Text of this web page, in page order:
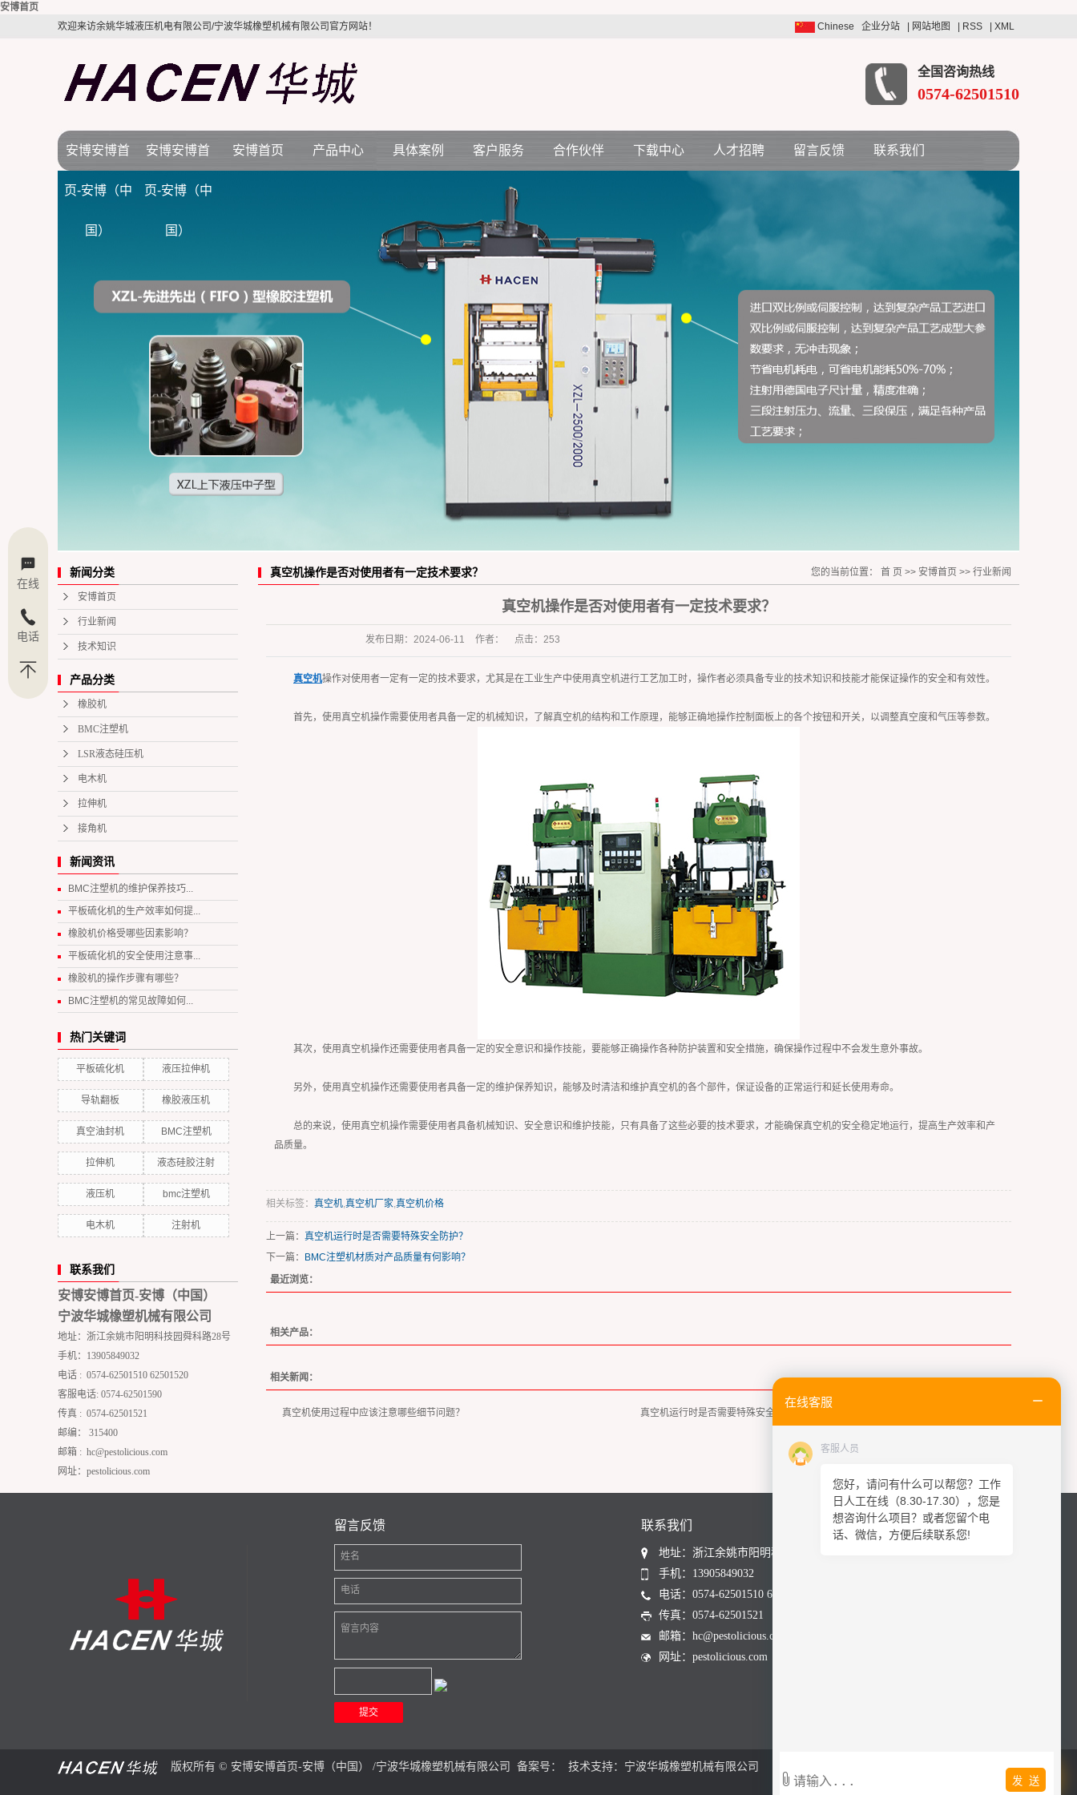
安博首页
欢迎来访余姚华城液压机电有限公司/宁波华城橡塑机械有限公司官方网站！
Chinese 企业分站 网站地图 RSS XML
全国咨询热线
0574-62501510
安博安博首
页-安博（中
国）
安博安博首
页-安博（中
国）
公司简介
安博首页 产品中心
拉伸机
具体案例
电力配件行业
空调电机行业
各种减震件行业
橡胶杂件行业
客户服务
客户服务
合作伙伴 下载中心 人才招聘 留言反馈 联系我们
新闻分类
安博首页
行业新闻
技术知识
产品分类
橡胶机
BMC注塑机
LSR液态硅压机
电木机
拉伸机
接角机
新闻资讯
BMC注塑机的维护保养技巧...
平板硫化机的生产效率如何提...
橡胶机价格受哪些因素影响？
平板硫化机的安全使用注意事...
橡胶机的操作步骤有哪些？
BMC注塑机的常见故障如何...
热门关键词
平板硫化机 液压拉伸机
导轨翻板 橡胶液压机
真空油封机 BMC注塑机
拉伸机 液态硅胶注射
液压机 bmc注塑机
电木机 注射机
联系我们
安博安博首页-安博（中国）
宁波华城橡塑机械有限公司
地址：浙江余姚市阳明科技园舜科路28号
手机：13905849032
电话 : 0574-62501510 62501520
客服电话: 0574-62501590
传真 : 0574-62501521
邮编： 315400
邮箱 : hc@pestolicious.com
网址：pestolicious.com
真空机操作是否对使用者有一定技术要求？ 您的当前位置： 首 页 >> 安博首页 >> 行业新闻
真空机操作是否对使用者有一定技术要求？
发布日期： 2024-06-11 作者： 点击： 253
真空机操作对使用者一定有一定的技术要求，尤其是在工业生产中使用真空机进行工艺加工时，操作者必须具备专业的技术知识和技能才能保证操作的安全和有效性。
首先，使用真空机操作需要使用者具备一定的机械知识，了解真空机的结构和工作原理，能够正确地操作控制面板上的各个按钮和开关，以调整真空度和气压等参数。
其次，使用真空机操作还需要使用者具备一定的安全意识和操作技能，要能够正确操作各种防护装置和安全措施，确保操作过程中不会发生意外事故。
另外，使用真空机操作还需要使用者具备一定的维护保养知识，能够及时清洁和维护真空机的各个部件，保证设备的正常运行和延长使用寿命。
总的来说，使用真空机操作需要使用者具备机械知识、安全意识和维护技能，只有具备了这些必要的技术要求，才能确保真空机的安全稳定地运行，提高生产效率和产
品质量。
相关标签： 真空机,真空机厂家,真空机价格
上一篇： 真空机运行时是否需要特殊安全防护？
下一篇：
BMC注塑机材质对产品质量有何影响？
最近浏览：
相关产品：
相关新闻：
真空机使用过程中应该注意哪些细节问题？ 真空机运行时是否需要特殊安全防护？
留言反馈
姓名
电话
留言内容
联系我们
地址：浙江余姚市阳明科技园舜科路28号
手机：13905849032
电话：0574-62501510 62501590
传真：0574-62501521
邮箱：hc@pestolicious.com
网址：pestolicious.com
版权所有 © 安博安博首页-安博（中国） /宁波华城橡塑机械有限公司 备案号： 技术支持： 宁波华城橡塑机械有限公司
在线
电话
在线客服
客服人员
您好，请问有什么可以帮您？工作
日人工在线（8.30-17.30），您是
想咨询什么项目？或者您留个电
话、微信，方便后续联系您!
发 送